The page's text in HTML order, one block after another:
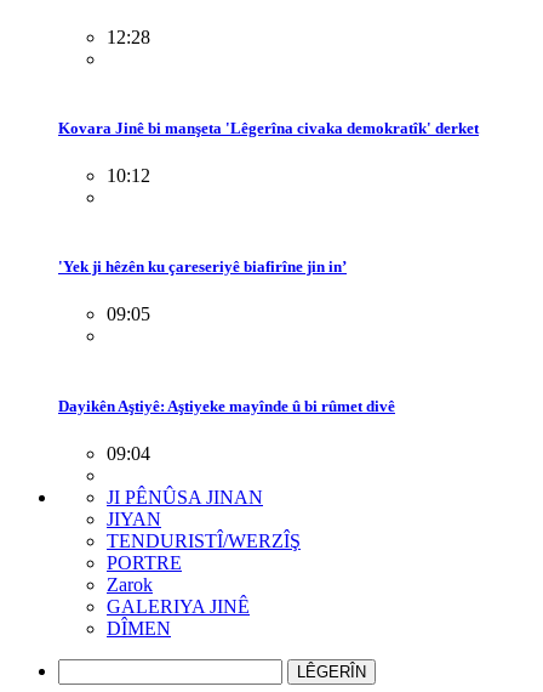
12:28
Kovara Jinê bi manşeta 'Lêgerîna civaka demokratîk' derket
10:12
'Yek ji hêzên ku çareseriyê biafirîne jin in’
09:05
Dayikên Aştiyê: Aştiyeke mayînde û bi rûmet divê
09:04
JI PÊNÛSA JINAN
JIYAN
TENDURISTÎ/WERZÎŞ
PORTRE
Zarok
GALERIYA JINÊ
DÎMEN
LÊGERÎN